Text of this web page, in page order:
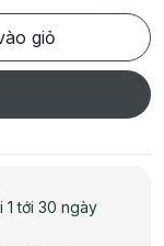
giỏ
1 tới 30 ngày